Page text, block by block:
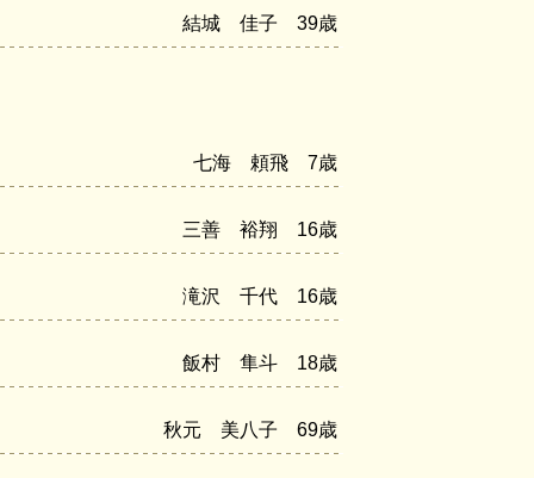
結城 佳子 39歳
七海 頼飛 7歳
三善 裕翔 16歳
滝沢 千代 16歳
飯村 隼斗 18歳
秋元 美八子 69歳